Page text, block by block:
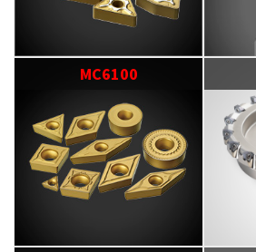
MC6100